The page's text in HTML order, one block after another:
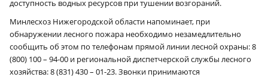
доступность водных ресурсов при тушении возгораний.
Минлесхоз Нижегородской области напоминает, при
обнаружении лесного пожара необходимо незамедлительно
сообщить об этом по телефонам прямой линии лесной охраны: 8
(800) 100 – 94-00 и региональной диспетчерской службы лесного
хозяйства: 8 (831) 430 – 01-23. Звонки принимаются